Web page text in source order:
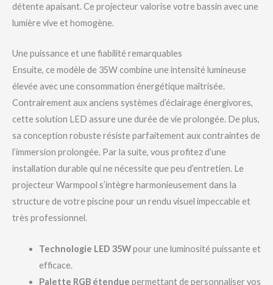
détente apaisant. Ce projecteur valorise votre bassin avec une
lumière vive et homogène.
Une puissance et une fiabilité remarquables
Ensuite, ce modèle de 35W combine une intensité lumineuse
élevée avec une consommation énergétique maîtrisée.
Contrairement aux anciens systèmes d’éclairage énergivores,
cette solution LED assure une durée de vie prolongée. De plus,
sa conception robuste résiste parfaitement aux contraintes de
l’immersion prolongée. Par la suite, vous profitez d’une
installation durable qui ne nécessite que peu d’entretien. Le
projecteur Warmpool s’intègre harmonieusement dans la
structure de votre piscine pour un rendu visuel impeccable et
très professionnel.
Technologie LED 35Wpour une luminosité puissante et
efficace.
Palette RGB étendue permettant de personnaliser vos